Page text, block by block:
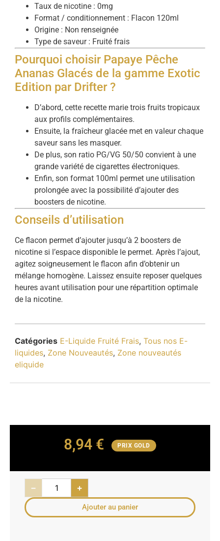
Taux de nicotine : 0mg
Format / conditionnement : Flacon 120ml
Origine : Non renseignée
Type de saveur : Fruité frais
Pourquoi choisir Papaye Pêche
Ananas Glacés de la gamme Exotic
Edition par Drifter ?
D’abord, cette recette marie trois fruits tropicaux
aux profils complémentaires.
Ensuite, la fraîcheur glacée met en valeur chaque
saveur sans les masquer.
De plus, son ratio PG/VG 50/50 convient à une
grande variété de cigarettes électroniques.
Enfin, son format 100ml permet une utilisation
prolongée avec la possibilité d’ajouter des
boosters de nicotine.
Conseils d’utilisation
Ce flacon permet d’ajouter jusqu’à 2 boosters de
nicotine si l’espace disponible le permet. Après l’ajout,
agitez soigneusement le flacon afin d’obtenir un
mélange homogène. Laissez ensuite reposer quelques
heures avant utilisation pour une répartition optimale
de la nicotine.
Catégories E-Liquide Fruité Frais, Tous nos E-
liquides, Zone Nouveautés, Zone nouveautés
eliquide
8,94 € PRIX GOLD
− +
Ajouter au panier